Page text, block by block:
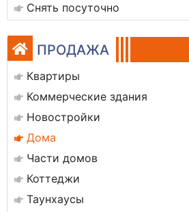
Снять посуточно
ПРОДАЖА
Квартиры
Коммерческие здания
Новостройки
Дома
Части домов
Коттеджи
Таунхаусы